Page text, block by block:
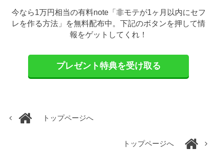
今なら1万円相当の有料note「非モテが1ヶ月以内にセフ
レを作る方法」を無料配布中。下記のボタンを押して情
報をゲットしてくれ！
プレゼント特典を受け取る
トップページへ
トップページへ